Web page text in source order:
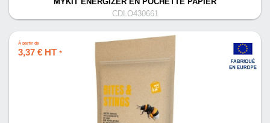
MYKIT ENERGIZER EN POCHETTE PAPIER
CDLO430661
À partir de
3,37 € HT *